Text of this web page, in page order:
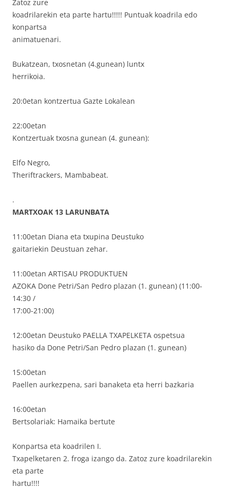
Zatoz zure
koadrilarekin eta parte hartu!!!!! Puntuak koadrila edo
konpartsa
animatuenari.
Bukatzean, txosnetan (4.gunean) luntx
herrikoia.
20:0etan kontzertua Gazte Lokalean
22:00etan
Kontzertuak txosna gunean (4. gunean):
Elfo Negro,
Theriftrackers, Mambabeat.
.
MARTXOAK 13 LARUNBATA
11:00etan Diana eta txupina Deustuko
gaitariekin Deustuan zehar.
11:00etan ARTISAU PRODUKTUEN
AZOKA Done Petri/San Pedro plazan (1. gunean) (11:00-
14:30 /
17:00-21:00)
12:00etan Deustuko PAELLA TXAPELKETA ospetsua
hasiko da Done Petri/San Pedro plazan (1. gunean)
15:00etan
Paellen aurkezpena, sari banaketa eta herri bazkaria
16:00etan
Bertsolariak: Hamaika bertute
Konpartsa eta koadrilen I.
Txapelketaren 2. froga izango da. Zatoz zure koadrilarekin
eta parte
hartu!!!!